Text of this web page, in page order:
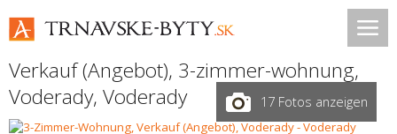
Verkauf (Angebot), 3-zimmer-wohnung,
Voderady, Voderady 17 Fotos anzeigen